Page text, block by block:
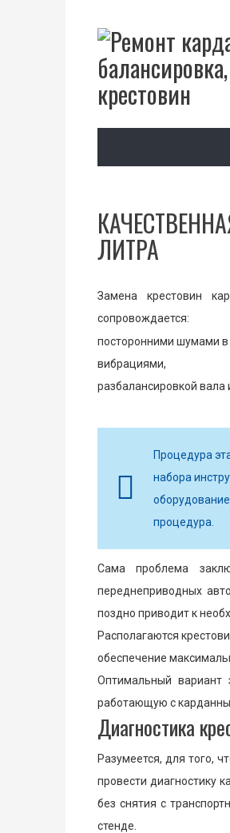
ЛИТРА
Замена крестовин
сопровождается:
посторонними шумами в
вибрациями,
разбалансировкой вала
Процедура
набора
процедура.
Сама проблема
переднеприводных
поздно приводит к
Располагаются
обеспечение
Оптимальный вариант
работающую с
Диагностика
Разумеется, для того,
провести диагностику
без снятия с
стенде.